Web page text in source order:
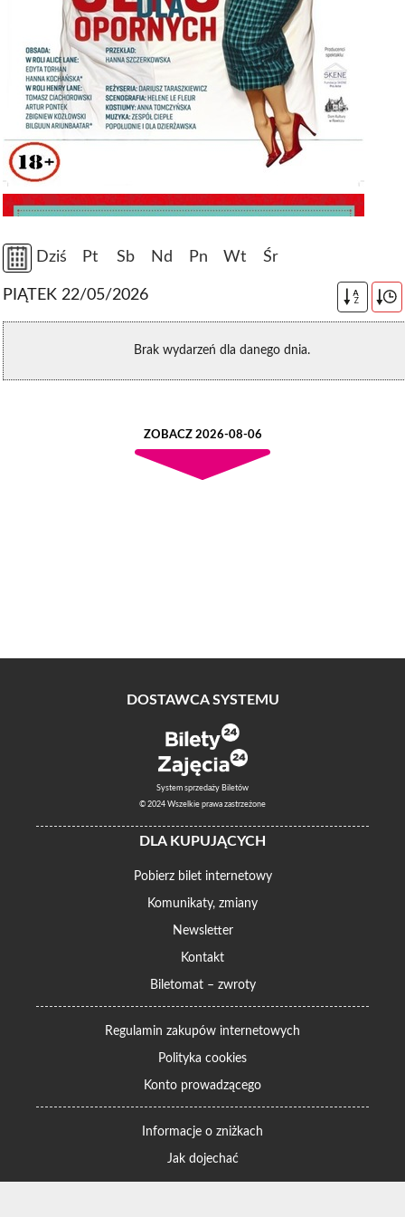
Dziś Pt Sb Nd Pn Wt Śr
PIĄTEK 22/05/2026 A
Z
Brak wydarzeń dla danego dnia.
ZOBACZ 2026-08-06
DOSTAWCA SYSTEMU
System sprzedaży Biletów
© 2024 Wszelkie prawa zastrzeżone
DLA KUPUJĄCYCH
Pobierz bilet internetowy
Komunikaty, zmiany
Newsletter
Kontakt
Biletomat – zwroty
Regulamin zakupów internetowych
Polityka cookies
Konto prowadzącego
Informacje o zniżkach
Jak dojechać